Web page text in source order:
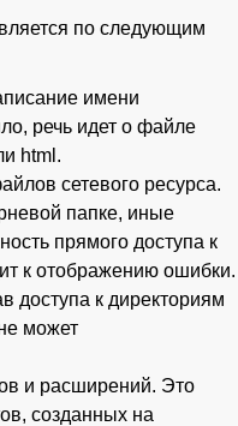
по следующим
имени
речь идет о файле
html.
сетевого ресурса.
папке, иные
прямого доступа к
к отображению ошибки.
доступа к директориям
может
и расширений. Это
созданных на